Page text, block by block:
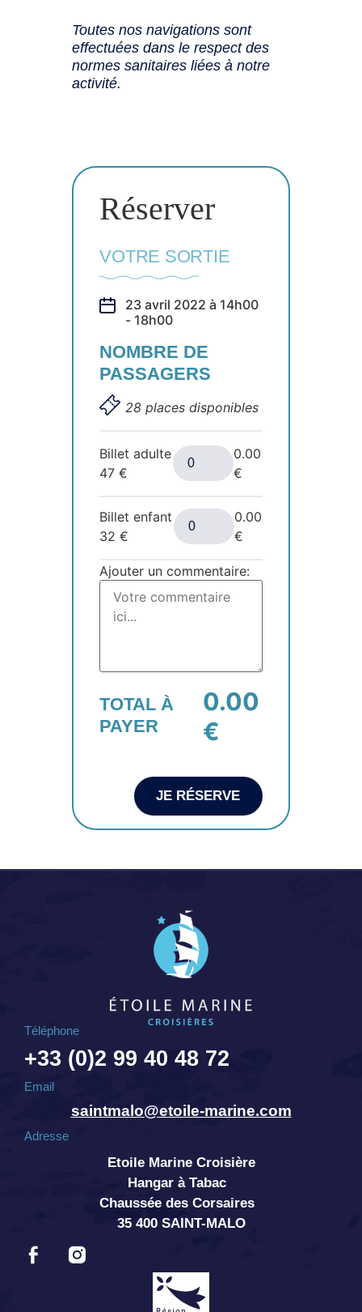
Toutes nos navigations sont
effectuées dans le respect des
normes sanitaires liées à notre
activité.
Réserver
VOTRE SORTIE
23 avril 2022 à 14h00
- 18h00
NOMBRE DE
PASSAGERS
28 places disponibles
Billet adulte
47€
0.00
€
Billet enfant
32€
0.00
€
Ajouter un commentaire:
TOTAL À
PAYER
0.00
€
JE RÉSERVE
Téléphone
+33 (0)2 99 40 48 72
Email
saintmalo@etoile-marine.com
Adresse
Etoile Marine Croisière
Hangar à Tabac
Chaussée des Corsaires
35 400 SAINT-MALO